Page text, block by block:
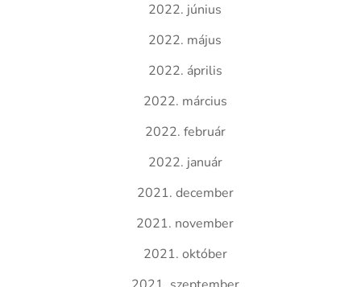
2022. június
2022. május
2022. április
2022. március
2022. február
2022. január
2021. december
2021. november
2021. október